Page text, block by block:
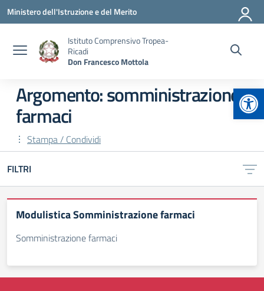
Vai ai contenuti
Vai al menu di navigazione
Vai al footer
Ministero dell'Istruzione e del Merito
Istituto Comprensivo Tropea-
Ricadi
Don Francesco Mottola
Argomento: somministrazione
farmaci
Stampa / Condividi
FILTRI
Modulistica Somministrazione farmaci
Somministrazione farmaci